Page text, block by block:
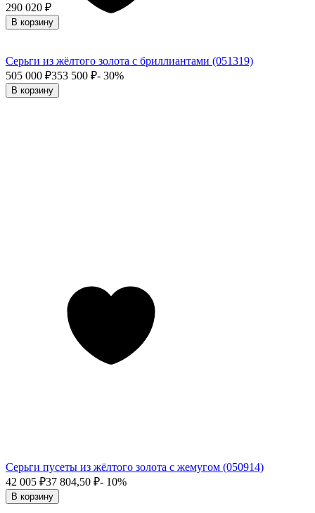
Серьги из жёлтого золота с бриллиантами (051319)
505 000 ₽353 500 ₽- 30%
В корзину
290 020 ₽
В корзину
Серьги пусеты из жёлтого золота с жемугом (050914)
42 005 ₽37 804,50 ₽- 10%
В корзину